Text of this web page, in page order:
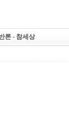
론 - 참세상